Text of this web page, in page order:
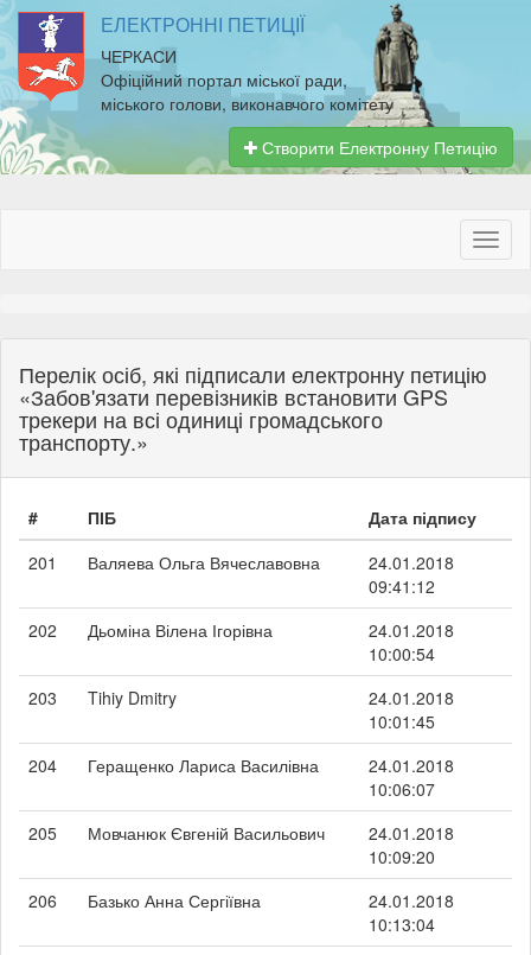
ЕЛЕКТРОННІ ПЕТИЦІЇ
ЧЕРКАСИ
Офіційний портал міської ради,
міського голови, виконавчого комітету
Створити Електронну Петицію
Перелік осіб, які підписали електронну петицію
«Забов'язати перевізників встановити GPS
трекери на всі одиниці громадського
транспорту.»
# ПІБ
Дата підпису
201
Валяева Ольга Вячеславовна
24.01.2018
09:41:12
202
Дьоміна Вілена Ігорівна
24.01.2018
10:00:54
203
Tihiy Dmitry
24.01.2018
10:01:45
204
Геращенко Лариса Василівна
24.01.2018
10:06:07
205
Мовчанюк Євгеній Васильович
24.01.2018
10:09:20
206
Базько Анна Сергіївна
24.01.2018
10:13:04